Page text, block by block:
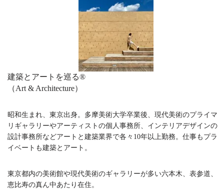
建築とアートを巡る®︎
（Art & Architecture）
昭和生まれ、東京出身。多摩美術大学卒業後、現代美術のプライマ
リギャラリーやアーティストの個人事務所、インテリアデザインの
設計事務所などアートと建築業界で各々10年以上勤務。仕事もプラ
イベートも建築とアート。
東京都内の美術館や現代美術のギャラリーが多い六本木、表参道、
恵比寿の真ん中あたり在住。